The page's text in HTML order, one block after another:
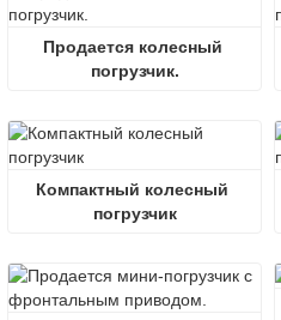
Продается колесный
погрузчик.
Компактный колесный
погрузчик